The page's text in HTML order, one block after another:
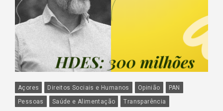
Açores Direitos Sociais e Humanos Opinião
PAN
Pessoas
Saúde e Alimentação Transparência